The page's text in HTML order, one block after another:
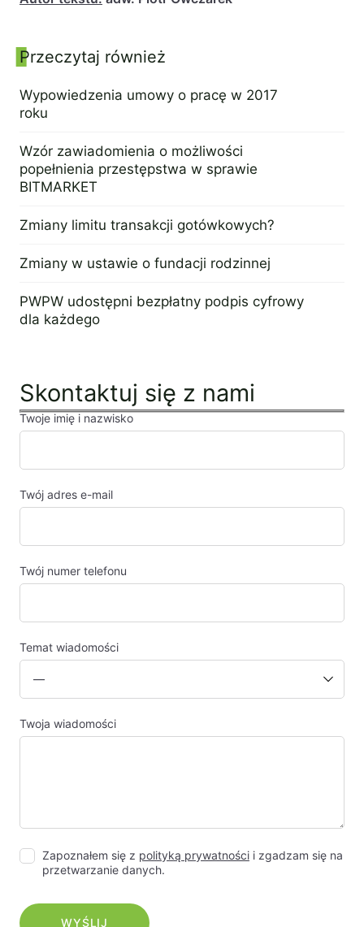
Panel boczny
Przeczytaj również
Wypowiedzenia umowy o pracę w 2017
roku
Wzór zawiadomienia o możliwości
popełnienia przestępstwa w sprawie
BITMARKET
Zmiany limitu transakcji gotówkowych?
Zmiany w ustawie o fundacji rodzinnej
PWPW udostępni bezpłatny podpis cyfrowy
dla każdego
Skontaktuj się z nami
Twoje imię i nazwisko
Twój adres e-mail
Twój numer telefonu
Temat wiadomości
Twoja wiadomości
Zapoznałem się z polityką prywatności i zgadzam się na
przetwarzanie danych.